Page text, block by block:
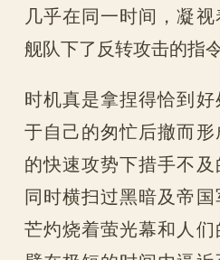
几乎在同一时间，凝
舰队下了反转攻击的指令
时机真是拿捏得恰到
于自己的匆忙后撤而
的快速攻势下措手不
同时横扫过黑暗及帝
芒灼烧着萤光幕和人